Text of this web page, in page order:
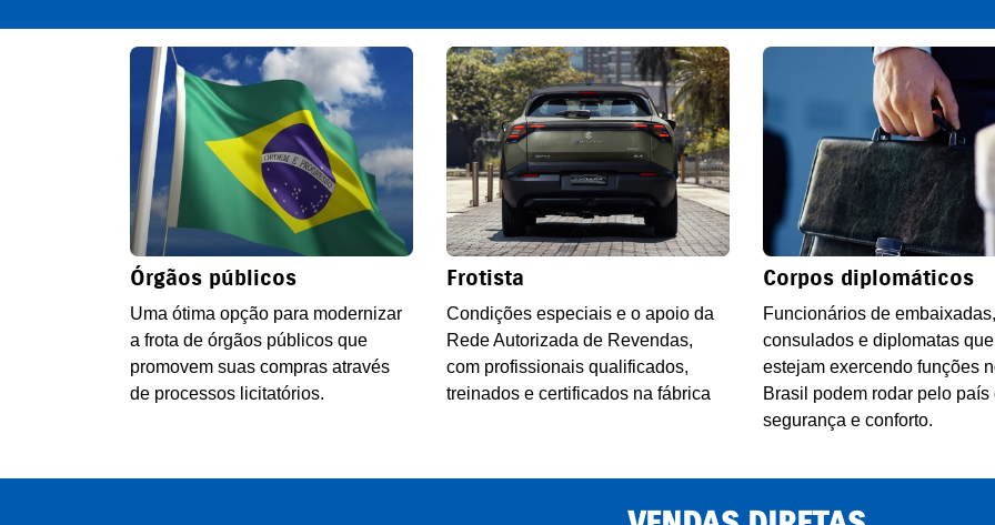
Órgãos públicos
Uma ótima opção para modernizar
a frota de órgãos públicos que
promovem suas compras através
de processos licitatórios.
Frotista
Condições especiais e o apoio da
Rede Autorizada de Revendas,
com profissionais qualificados,
treinados e certificados na fábrica
Corpos diplomáticos
Funcionários de embaixadas,
consulados e diplomatas que
estejam exercendo funções
Brasil podem rodar pelo país
segurança e conforto.